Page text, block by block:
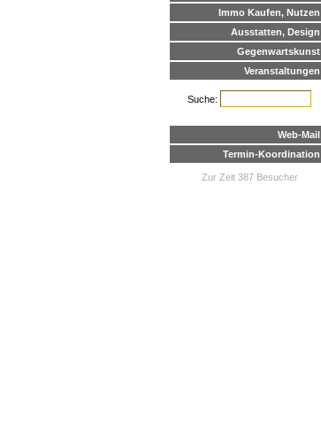
Immo Kaufen, Nutzen
Ausstatten, Design
Gegenwartskunst
Veranstaltungen
Suche:
Web-Mail
Termin-Koordination
Zur Zeit 387 Besucher